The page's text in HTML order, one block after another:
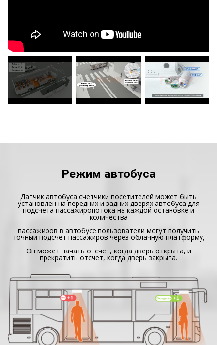
Режим автобуса
Датчик автобуса счетчики посетителей может быть
установлен на передних и задних дверях автобуса для
подсчета пассажиропотока на каждой остановке и
количества
пассажиров в автобусе.пользователи могут получить
точный подсчет пассажиров через облачную платформу,
Он может начать отсчет, когда дверь открыта, и
прекратить отсчет, когда дверь закрыта.